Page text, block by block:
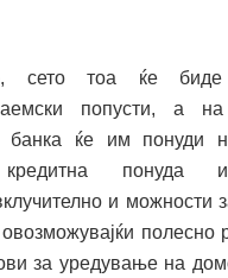
сето тоа ќе
попусти, а
банка ќе им понуди
кредитна понуда
и можности
полесно
за уредување на